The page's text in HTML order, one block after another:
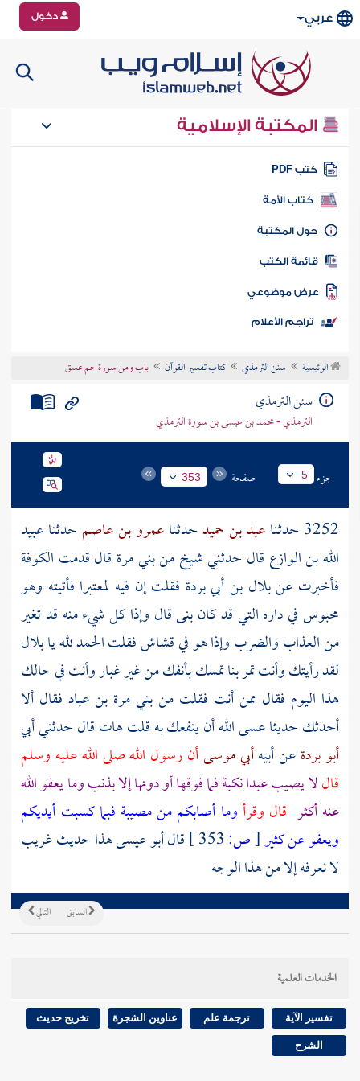
عربي دخول
المكتبة الإسلامية
كتب PDF
كتاب الأمة
المكتبة
الكتب
موضوعي
تراجم الأعلام
الرئيسية سنن الترمذي كتاب تفسير القرآن باب ومن سورة حم عسق
سنن الترمذي
الترمذي - محمد بن عيسى بن سورة الترمذي
جزء 5 صفحة 353
3252 حدثنا عبد بن حميدحدثناعمرو بن عاصم حدثناعبيد
الله بن الوازع قال حدثنيشيخمنبني مرة قال قدمت الكوفة
فأخبرت عنبلال بن أبي بردة فقلت إن فيه لمعتبرا فأتيته وهو
محبوس في داره التي قد كان بنى قال وإذا كل شيء منه قد تغير
من العذاب والضرب وإذا هو في قشاش فقلت الحمد لله يابلال
لقد رأيتك وأنت تمر بنا تمسك بأنفك من غير غبار وأنت في حالك
هذا اليوم فقال ممن أنت فقلت منبني مرة بن عباد فقال ألا
أحدثك حديثا عسى الله أن ينفعك به قلت هات قال حدثني أبي
أبو بردةعن أبيهأبي موسىأن رسول الله صلى الله عليه وسلم
قاللا يصيب عبدا نكبة فما فوقها أو دونها إلا بذنب وما يعفو الله
عنه أكثر قال وقرأوما أصابكم من مصيبة فبما كسبت أيديكم
ويعفو عن كثير[ص:
قال أبو عيسى هذا حديث غريب
لا نعرفه إلا من هذا الوجه
التالي السابق
الخدمات العلمية
تفسير الآية ترجمة علم عناوين الشجرة تخريج حديث
الشرح